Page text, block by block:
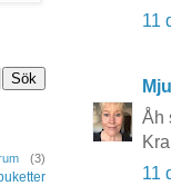
11
Åh
11
(3)